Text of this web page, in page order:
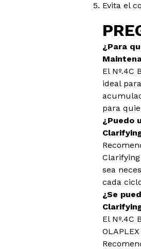
Evita el
¿Para
El Nº.4C
ideal
para
¿Puedo
sea
cada
¿Se
El Nº.4C